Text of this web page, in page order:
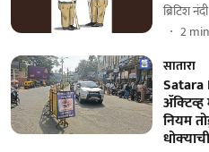
ब्रिटिश नंदी
2
सातारा
Satara
नियम